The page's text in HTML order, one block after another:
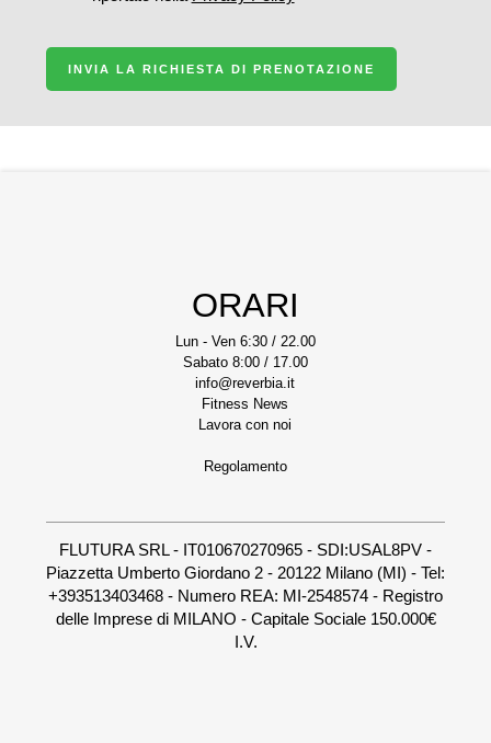
INVIA LA RICHIESTA DI PRENOTAZIONE
ORARI
Lun - Ven 6:30 / 22.00
Sabato 8:00 / 17.00
info@reverbia.it
Fitness News
Lavora con noi
Regolamento
FLUTURA SRL - IT010670270965 - SDI:USAL8PV -
Piazzetta Umberto Giordano 2 - 20122 Milano (MI) - Tel:
+393513403468 - Numero REA: MI-2548574 - Registro
delle Imprese di MILANO - Capitale Sociale 150.000€
I.V.